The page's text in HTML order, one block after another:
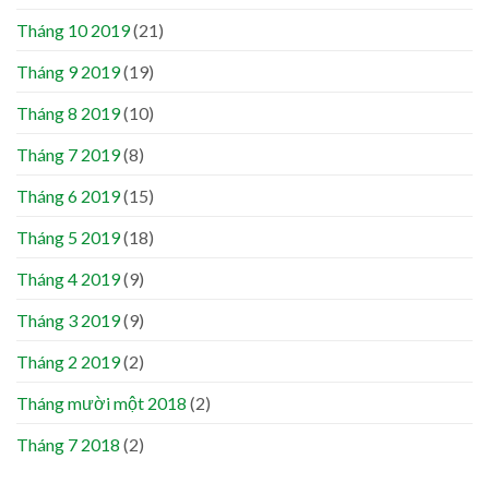
Tháng 10 2019(21)
Tháng 9 2019(19)
Tháng 8 2019(10)
Tháng 7 2019(8)
Tháng 6 2019(15)
Tháng 5 2019(18)
Tháng 4 2019(9)
Tháng 3 2019(9)
Tháng 2 2019(2)
Tháng mười một 2018 (2)
Tháng 7 2018 (2)